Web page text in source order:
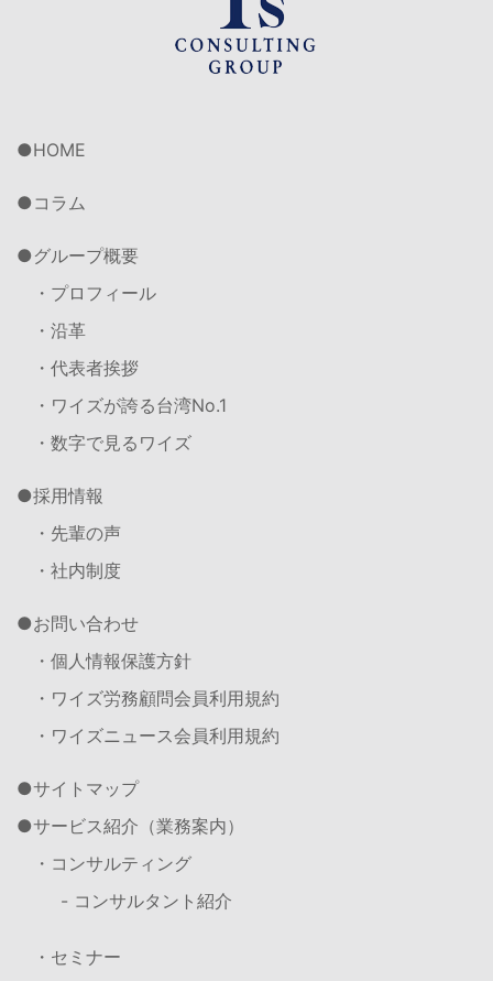
HOME
コラム
グループ概要
・プロフィール
・沿革
・代表者挨拶
・ワイズが誇る台湾No.1
・数字で見るワイズ
採用情報
・先輩の声
・社内制度
お問い合わせ
・個人情報保護方針
・ワイズ労務顧問会員利用規約
・ワイズニュース会員利用規約
サイトマップ
サービス紹介（業務案内）
・コンサルティング
- コンサルタント紹介
・セミナー